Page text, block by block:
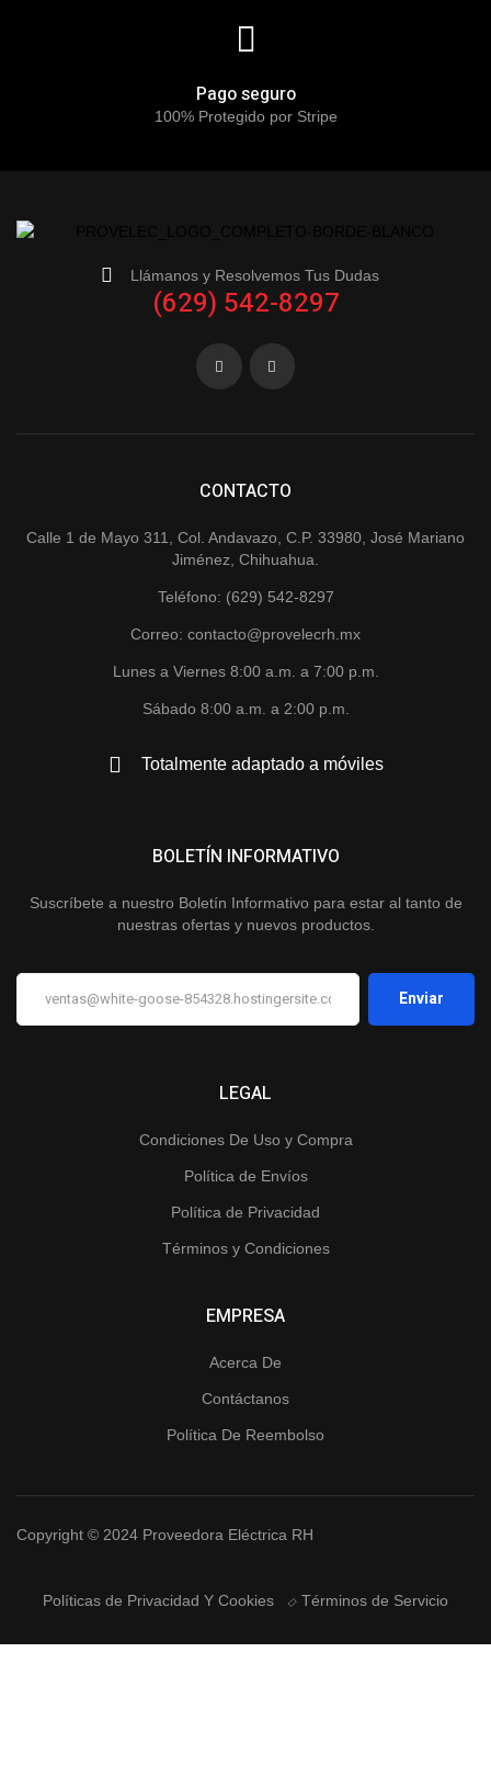
Pago seguro
100% Protegido por Stripe
Llámanos y Resolvemos Tus Dudas
(629) 542-8297
CONTACTO
Calle 1 de Mayo 311, Col. Andavazo, C.P. 33980, José Mariano
Jiménez, Chihuahua.
Teléfono: (629) 542-8297
Correo: contacto@provelecrh.mx
Lunes a Viernes 8:00 a.m. a 7:00 p.m.
Sábado 8:00 a.m. a 2:00 p.m.
Totalmente adaptado a móviles
LEGAL
Condiciones De Uso y Compra
Política de Envíos
Política de Privacidad
Términos y Condiciones
EMPRESA
Acerca De
Contáctanos
Política De Reembolso
BOLETÍN INFORMATIVO
Suscríbete a nuestro Boletín Informativo para estar al tanto de
nuestras ofertas y nuevos productos.
Copyright © 2024 Proveedora Eléctrica RH
Políticas de Privacidad Y Cookies Términos de Servicio